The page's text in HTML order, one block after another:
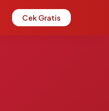
Cek Gratis